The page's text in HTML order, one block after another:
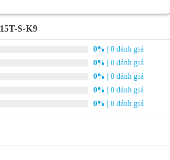
S-K9
0%
| 0 đánh giá
0%
| 0 đánh giá
0%
| 0 đánh giá
0%
| 0 đánh giá
0% | 0 đánh giá